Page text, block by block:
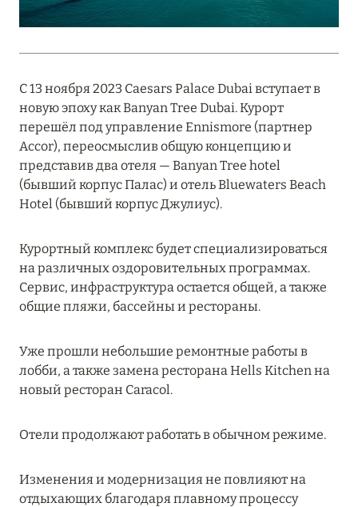
ПОЛНАЯ ПЕРЕЗАГРУЗКА: JUMEIRAH BALI,
20 марта 2026
MARCH GRAND ESCAPE: ПРЕДЛОЖЕНИЕ ОТ Á
LA CARTE PREMIUM ПО ОТЕЛЮ WALDORF
ASTORIA MALDIVES ITHAAFUSHI, МАЛЬДИВЫ
Подробнее
12 ноября 2025
MANDARIN ORIENTAL JUMEIRA — SUITE
NOVEMBER
Подробнее
ЗАБРОНИРУЙТЕ FOUR SEASONS RESORT
Подробнее
С 13 ноября 2023 Caesars Palace Dubai вступает в
новую эпоху как Banyan Tree Dubai. Курорт
перешёл под управление Ennismore (партнер
Accor), переосмыслив общую концепцию и
представив два отеля — Banyan Tree hotel
(бывший корпус Палас) и отель Bluewaters Beach
Hotel (бывший корпус Джулиус).
Курортный комплекс будет специализироваться
на различных оздоровительных программах.
Сервис, инфраструктура остается общей, а также
общие пляжи, бассейны и рестораны.
Уже прошли небольшие ремонтные работы в
лобби, а также замена ресторана Hells Kitchen на
новый ресторан Caracol.
Отели продолжают работать в обычном режиме.
Изменения и модернизация не повлияют на
отдыхающих благодаря плавному процессу